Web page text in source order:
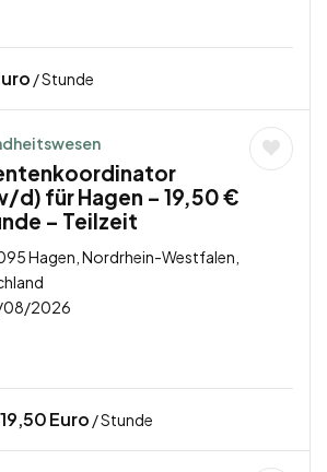
/ Stunde
d) für Hagen – 19,50 €
– Teilzeit
Hagen, Nordrhein-Westfalen,
2026
19,50Euro / Stunde